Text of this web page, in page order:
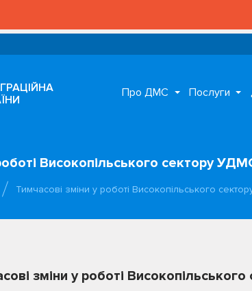
Про ДМС Послуги
Високопільського сектору
Тимчасові зміни у роботі Високопільського
зміни у роботі